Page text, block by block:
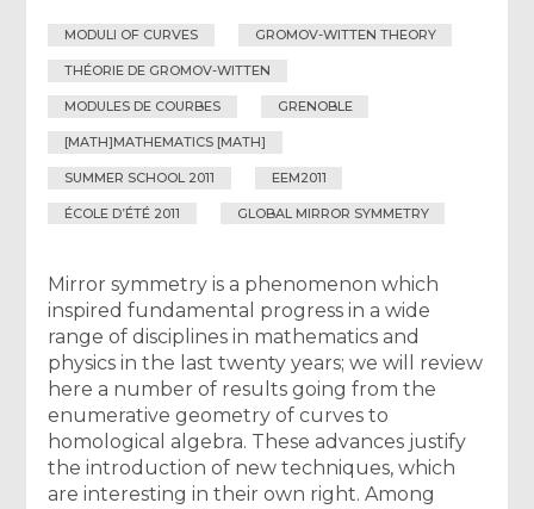
MODULI OF CURVES GROMOV-WITTEN THEORY
THÉORIE DE GROMOV-WITTEN
MODULES DE COURBES GRENOBLE
[MATH]MATHEMATICS [MATH]
SUMMER SCHOOL 2011 EEM2011
ÉCOLE D’ÉTÉ 2011 GLOBAL MIRROR SYMMETRY
Mirror symmetry is a phenomenon which
inspired fundamental progress in a wide
range of disciplines in mathematics and
physics in the last twenty years; we will review
here a number of results going from the
enumerative geometry of curves to
homological algebra. These advances justify
the introduction of new techniques, which
are interesting in their own right. Among